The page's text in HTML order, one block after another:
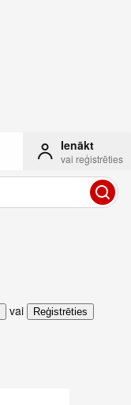
Ienākt
vai reģistrēties
vai Reģistrēties